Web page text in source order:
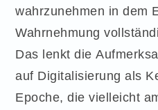
wahrzunehmen in dem
Wahrnehmung
Das lenkt die
auf Digitalisierung als
Epoche, die vielleicht